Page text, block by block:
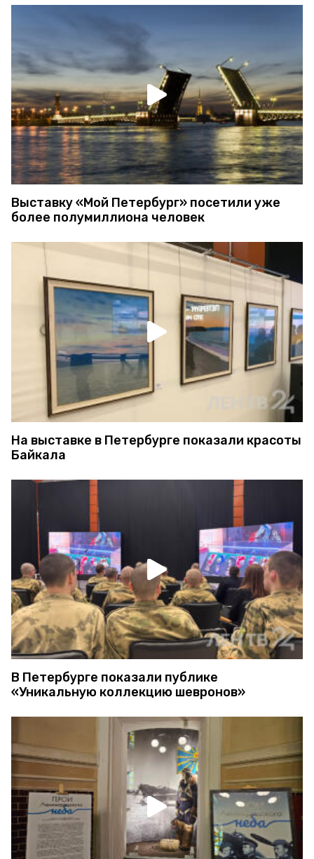
Выставку «Мой Петербург» посетили уже
более полумиллиона человек
На выставке в Петербурге показали красоты
Байкала
В Петербурге показали публике
«Уникальную коллекцию шевронов»